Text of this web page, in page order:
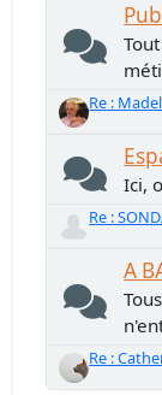
Re :
Ici,
Re :
A
Re :